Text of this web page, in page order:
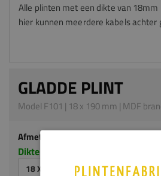
Alle plinten met een dikte van
hier kunnen meerdere kabels
GLADDE PLINT
Model F101 | 18 x 190 mm | MDF
Afmeting
Dikte x hoogte in millimeters
18 X 190 MM